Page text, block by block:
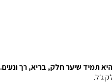
תמיד שיער חלק, בריא, רך ונעים.
ג׳ל.